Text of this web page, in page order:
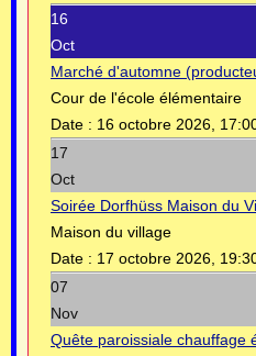
16
Oct
Marché d'automne
Cour de l'école élémentaire
Date : 16 octobre 2026,
17
Oct
Soirée Dorfhüss Maison du
Maison du village
Date : 17 octobre 2026,
07
Nov
Quête paroissiale chauffage